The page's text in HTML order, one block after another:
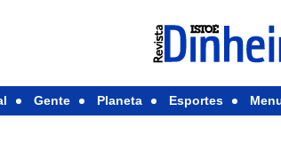
Gente Planeta Esportes